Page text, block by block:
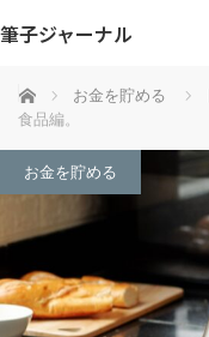
筆子ジャーナル
ホーム お金を貯める
食品編。
お金を貯める